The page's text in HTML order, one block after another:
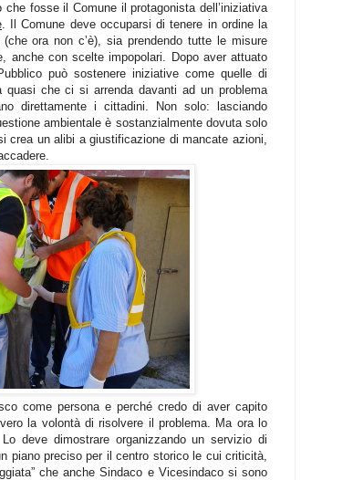
fosse il Comune il protagonista dell’iniziativa
. Il Comune deve occuparsi di tenere in ordine la
ora non c’è), sia prendendo tutte le misure
anche con scelte impopolari. Dopo aver attuato
può sostenere iniziative come quelle di
quasi che ci si arrenda davanti ad un problema
direttamente i cittadini. Non solo: lasciando
ambientale è sostanzialmente dovuta solo
un alibi a giustificazione di mancate azioni,
come persona e perché credo di aver capito
la volontà di risolvere il problema. Ma ora lo
deve dimostrare organizzando un servizio di
piano preciso per il centro storico le cui criticità,
che anche Sindaco e Vicesindaco si sono